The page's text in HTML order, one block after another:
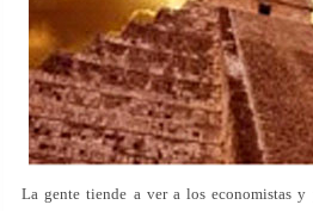
La gente tiende a ver a los economistas